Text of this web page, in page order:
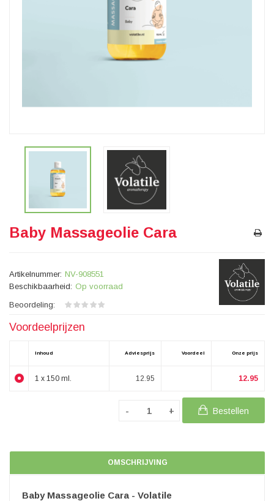
Baby Massageolie Cara
Artikelnummer: NV-908551
Beschikbaarheid: Op voorraad
Beoordeling:
Voordeelprijzen
Inhoud Adviesprijs Voordeel Onze prijs
1 x 150 ml. 12.95 12.95
Bestellen
OMSCHRIJVING
Baby Massageolie Cara - Volatile